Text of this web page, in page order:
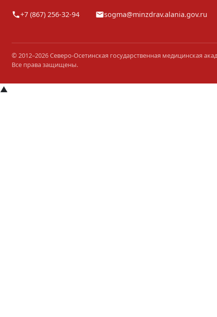
+7 (867) 256-32-94 sogma@minzdrav.alania.gov.ru
© 2012–2026 Северо-Осетинская государственная медицинская
Все права защищены.
▲